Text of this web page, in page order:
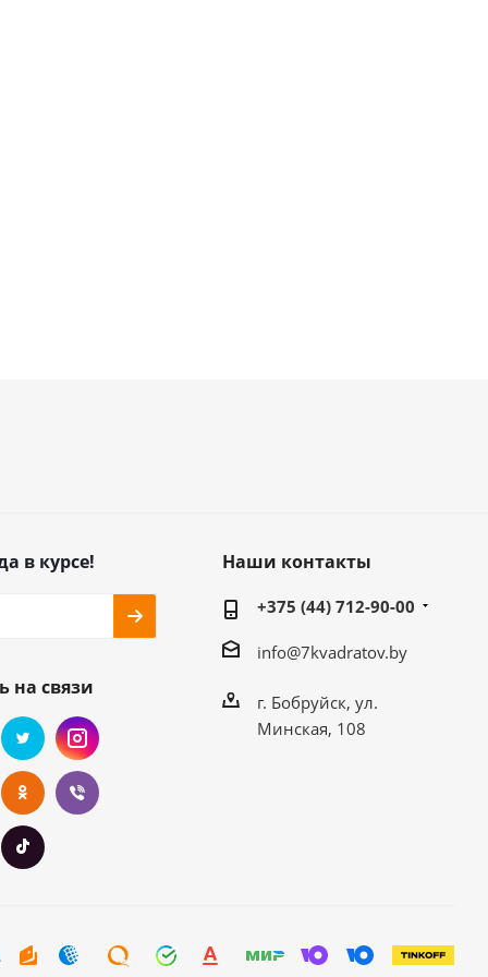
в курсе!
на связи
Наши контакты
+375 (44) 712-90-00
info@7kvadratov.by
г. Бобруйск, ул.
Минская, 108